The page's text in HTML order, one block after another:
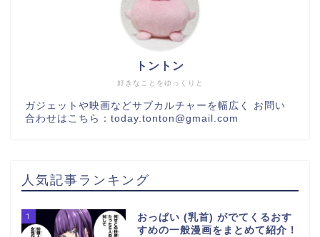
好きなことをゆっくりと
トントン
ガジェットや映画などサブカルチャーを幅広く お問い
合わせはこちら：today.tonton@gmail.com
人気記事ランキング
1
おっぱい (乳首) がでてくるおす
すめの一般漫画をまとめて紹介！